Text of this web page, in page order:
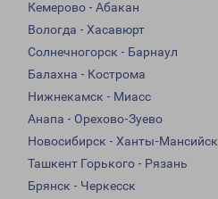
Кемерово - Абакан
Вологда - Хасавюрт
Солнечногорск - Барнаул
Балахна - Кострома
Нижнекамск - Миасс
Анапа - Орехово-Зуево
Новосибирск - Ханты-Мансийск
Ташкент Горького - Рязань
Брянск - Черкесск